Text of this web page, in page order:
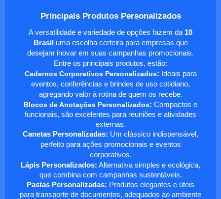
Principais Produtos Personalizados
A versatilidade e variedade de opções fazem da 10
Brasil uma escolha certeira para empresas que
desejam inovar em suas campanhas promocionais.
Entre os principais produtos, estão:
Cadernos Corporativos Personalizados: Ideais para
eventos, conferências e brindes de uso cotidiano,
agregando valor à rotina de quem os recebe.
Blocos de Anotações Personalizados: Compactos e
funcionais, são excelentes para reuniões e atividades
externas.
Canetas Personalizadas: Um clássico indispensável,
perfeito para ações promocionais e eventos
corporativos.
Lápis Personalizados: Alternativa simples e ecológica,
que combina com campanhas sustentáveis.
Pastas Personalizadas: Produtos elegantes e úteis
para transporte de documentos, adequados ao ambiente